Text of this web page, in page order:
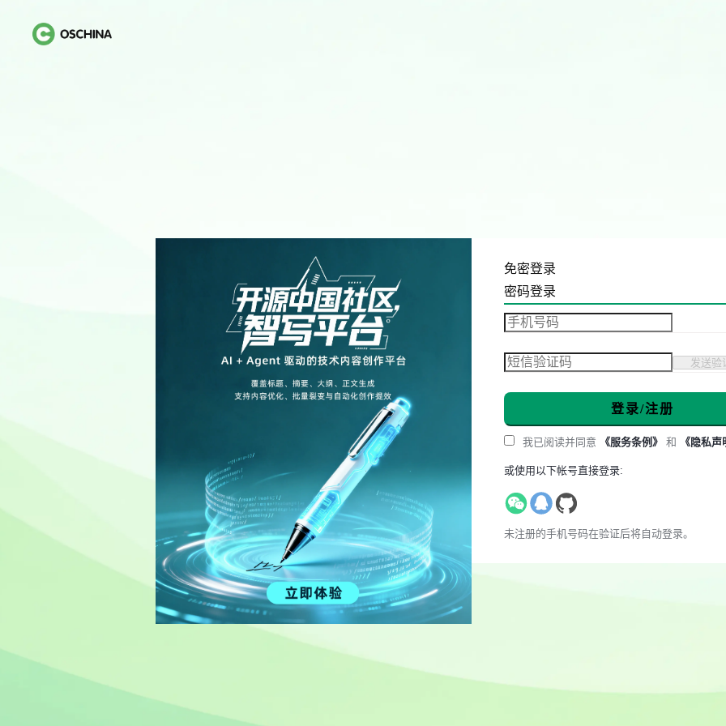
免密登录
密码登录
发送验
登录/注册
我已阅读并同意 《服务条例》 和 《隐私声
或使用以下帐号直接登录:
未注册的手机号码在验证后将自动登录。